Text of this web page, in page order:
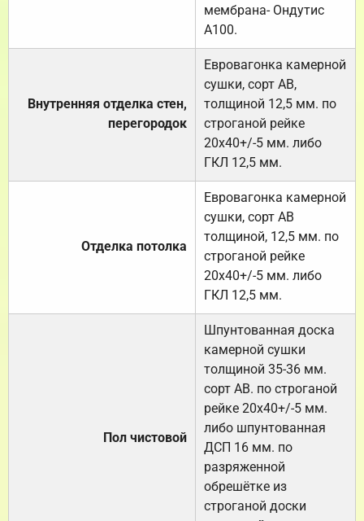
мембрана- Ондутис
А100.
Внутренняя отделка стен,
перегородок
Евровагонка камерной
сушки, сорт АВ,
толщиной 12,5 мм. по
строганой рейке
20х40+/-5 мм. либо
ГКЛ 12,5 мм.
Отделка потолка
Евровагонка камерной
сушки, сорт АВ
толщиной, 12,5 мм. по
строганой рейке
20х40+/-5 мм. либо
ГКЛ 12,5 мм.
Пол чистовой
Шпунтованная доска
камерной сушки
толщиной 35-36 мм.
сорт АВ. по строганой
рейке 20х40+/-5 мм.
либо шпунтованная
ДСП 16 мм. по
разряженной
обрешётке из
строганой доски